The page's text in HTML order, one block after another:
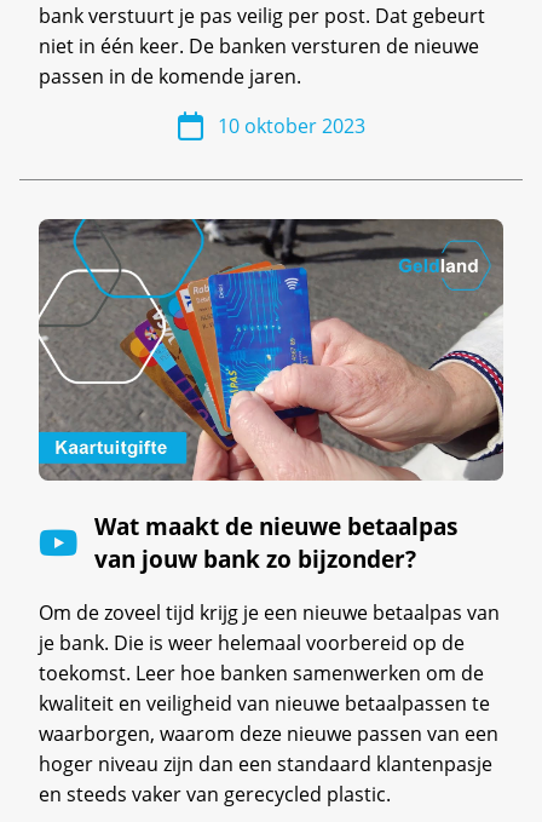
bank verstuurt je pas veilig per post. Dat gebeurt
niet in één keer. De banken versturen de nieuwe
passen in de komende jaren.
10 oktober 2023
Wat maakt de nieuwe betaalpas
van jouw bank zo bijzonder?
Om de zoveel tijd krijg je een nieuwe betaalpas van
je bank. Die is weer helemaal voorbereid op de
toekomst. Leer hoe banken samenwerken om de
kwaliteit en veiligheid van nieuwe betaalpassen te
waarborgen, waarom deze nieuwe passen van een
hoger niveau zijn dan een standaard klantenpasje
en steeds vaker van gerecycled plastic.